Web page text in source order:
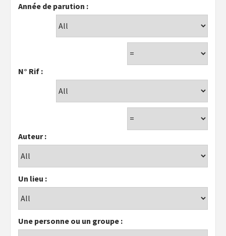
Année de parution :
N° Rif :
Auteur :
Un lieu :
Une personne ou un groupe :